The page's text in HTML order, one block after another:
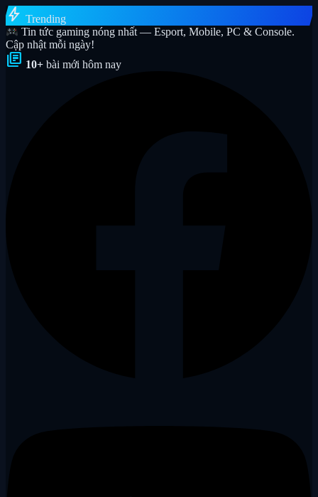
bolt Trending
Tin tức gaming nóng nhất — Esport, Mobile, PC & Console.
Cập nhật mỗi ngày!
library_books 10+ bài mới hôm nay